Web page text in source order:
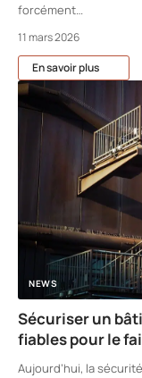
forcément…
11 mars 2026
En savoir plus
NEWS
Sécuriser un
fiables pour le
Aujourd’hui, la